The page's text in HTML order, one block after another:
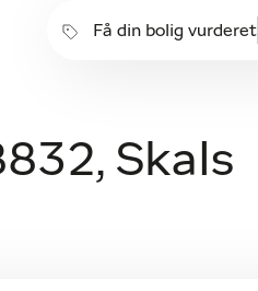
Få din bolig vurderet
Skals